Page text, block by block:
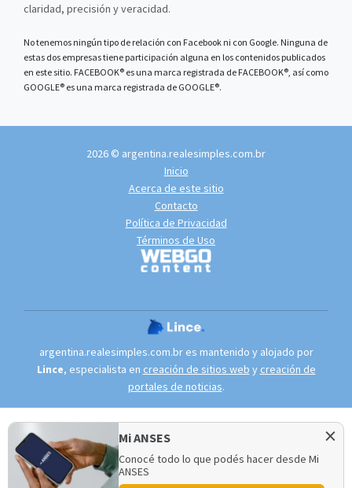
Mi ANSES
Conocé todo lo que podés hacer desde Mi
ANSES
×
claridad, precisión y veracidad.
No tenemos ningún tipo de relación con Facebook ni con Google. Ninguna de
estas dos empresas tiene participación alguna en los contenidos publicados
en este sitio. FACEBOOK® es una marca registrada de FACEBOOK®, así como
GOOGLE® es una marca registrada de GOOGLE®.
2026 © argentina.realesimples.com.br
Inicio
Acerca de este sitio
Contacto
Política de Privacidad
Términos de Uso
argentina.realesimples.com.br es mantenido y alojado por
Lince, especialista en creación de sitios web y creación de
portales de noticias.